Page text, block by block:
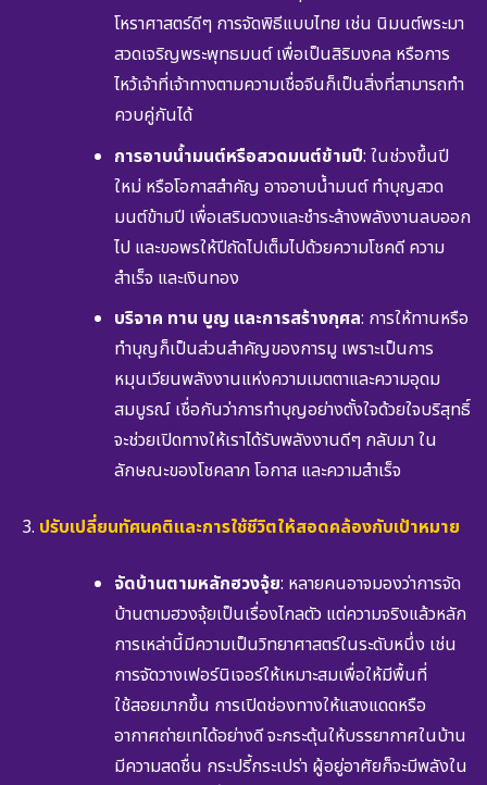
โหราศาสตร์ดีๆ การจัดพิธีแบบไทย เช่น นิมนต์พระมา
สวดเจริญพระพุทธมนต์ เพื่อเป็นสิริมงคล หรือการ
ไหว้เจ้าที่เจ้าทางตามความเชื่อจีนก็เป็นสิ่งที่สามารถทำ
ควบคู่กันได้
การอาบน้ำมนต์หรือสวดมนต์ข้ามปี: ในช่วงขึ้นปี
ใหม่ หรือโอกาสสำคัญ อาจอาบน้ำมนต์ ทำบุญสวด
มนต์ข้ามปี เพื่อเสริมดวงและชำระล้างพลังงานลบออก
ไป และขอพรให้ปีถัดไปเต็มไปด้วยความโชคดี ความ
สำเร็จ และเงินทอง
บริจาค ทาน บูญ และการสร้างกุศล: การให้ทานหรือ
ทำบุญก็เป็นส่วนสำคัญของการมู เพราะเป็นการ
หมุนเวียนพลังงานแห่งความเมตตาและความอุดม
สมบูรณ์ เชื่อกันว่าการทำบุญอย่างตั้งใจด้วยใจบริสุทธิ์
จะช่วยเปิดทางให้เราได้รับพลังงานดีๆ กลับมา ใน
ลักษณะของโชคลาภ โอกาส และความสำเร็จ
ปรับเปลี่ยนทัศนคติและการใช้ชีวิตให้สอดคล้องกับเป้าหมาย
จัดบ้านตามหลักฮวงจุ้ย: หลายคนอาจมองว่าการจัด
บ้านตามฮวงจุ้ยเป็นเรื่องไกลตัว แต่ความจริงแล้วหลัก
การเหล่านี้มีความเป็นวิทยาศาสตร์ในระดับหนึ่ง เช่น
การจัดวางเฟอร์นิเจอร์ให้เหมาะสมเพื่อให้มีพื้นที่
ใช้สอยมากขึ้น การเปิดช่องทางให้แสงแดดหรือ
อากาศถ่ายเทได้อย่างดี จะกระตุ้นให้บรรยากาศในบ้าน
มีความสดชื่น กระปรี้กระเปร่า ผู้อยู่อาศัยก็จะมีพลังใน